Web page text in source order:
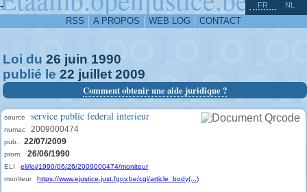
-
RSS A PROPOS WEB LOG CONTACT
FR NL
Loi du 26 juin 1990
publié le 22 juillet 2009
Comment obtenir une aide juridique ?
source service public federal interieur
numac 2009000474
pub. 22/07/2009
prom. 26/06/1990
ELI
eli/loi/1990/06/26/2009000474/moniteur
moniteur
https://www.ejustice.just.fgov.be/cgi/article_body(...)
^